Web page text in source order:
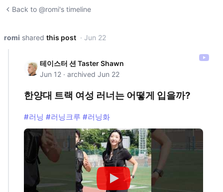
Back to @romi's timeline
romi shared this post · Jun 22
테이스터 션 Taster Shawn
Jun 12 · archived Jun 22
한양대 트랙 여성 러너는 어떻게 입을까?
#러닝 #러닝크루 #러닝화